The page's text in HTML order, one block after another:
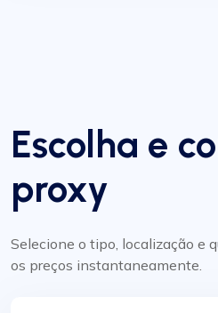
Escolha e
proxy
Selecione o tipo, localização e
os preços instantaneamente.